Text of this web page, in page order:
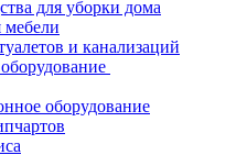
для уборки дома
и канализаций
оборудование